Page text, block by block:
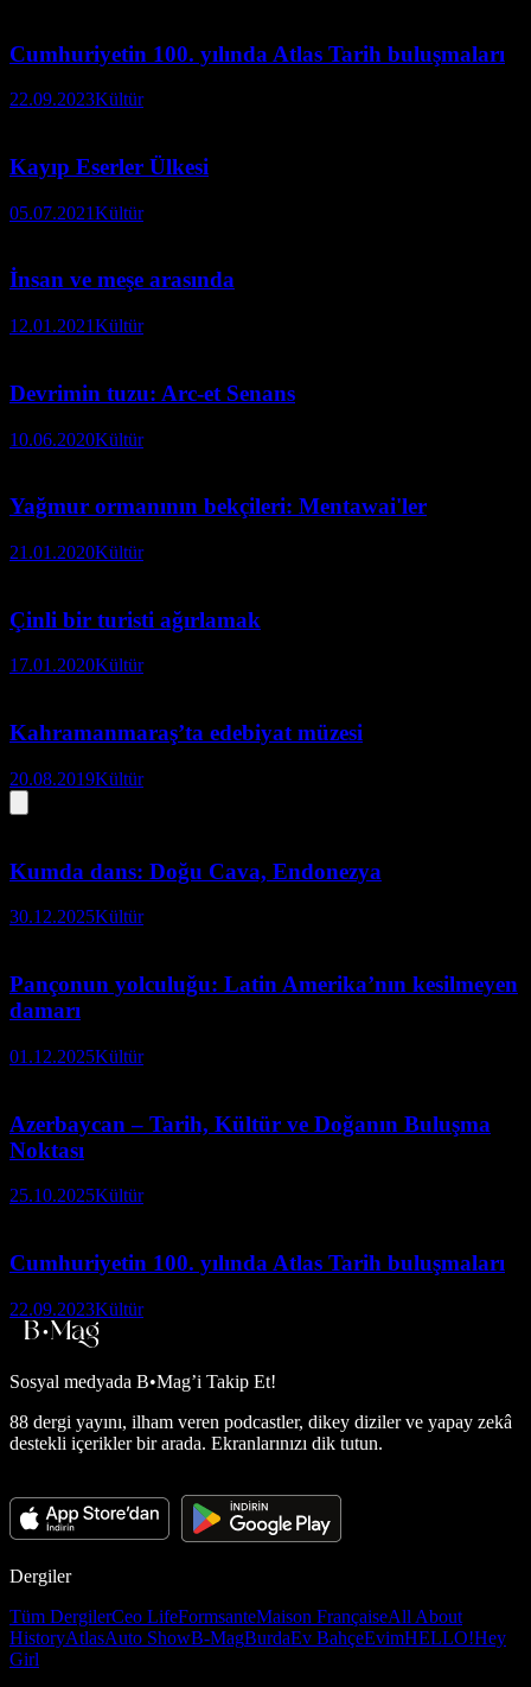
Cumhuriyetin 100. yılında Atlas Tarih buluşmaları
22.09.2023Kültür
Kayıp Eserler Ülkesi
05.07.2021Kültür
İnsan ve meşe arasında
12.01.2021Kültür
Devrimin tuzu: Arc-et Senans
10.06.2020Kültür
Yağmur ormanının bekçileri: Mentawai'ler
21.01.2020Kültür
Çinli bir turisti ağırlamak
17.01.2020Kültür
Kahramanmaraş’ta edebiyat müzesi
20.08.2019Kültür
Kumda dans: Doğu Cava, Endonezya
30.12.2025Kültür
Pançonun yolculuğu: Latin Amerika’nın kesilmeyen
damarı
01.12.2025Kültür
Azerbaycan – Tarih, Kültür ve Doğanın Buluşma
Noktası
25.10.2025Kültür
Cumhuriyetin 100. yılında Atlas Tarih buluşmaları
22.09.2023Kültür
Sosyal medyada B•Mag’i Takip Et!
88 dergi yayını, ilham veren podcastler, dikey diziler ve yapay zekâ
destekli içerikler bir arada. Ekranlarınızı dik tutun.
Dergiler
Tüm DergilerCeo LifeFormsanteMaison FrançaiseAll About
HistoryAtlasAuto ShowB-MagBurdaEv BahçeEvimHELLO!Hey
Girl